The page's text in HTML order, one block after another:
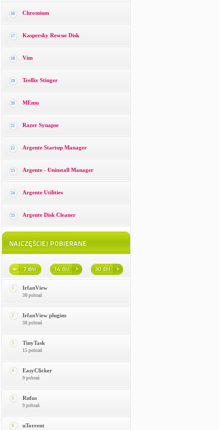
16 Chromium
17 Kaspersky Rescue Disk
18 Vim
19 Trellix Stinger
20 MEmu
21 Razer Synapse
22 Argente Startup Manager
23 Argente - Uninstall Manager
24 Argente Utilities
25 Argente Disk Cleaner
1 IrfanView
38 pobrań
2 IrfanView plugins
38 pobrań
3 TinyTask
15 pobrań
4 EasyClicker
9 pobrań
5 Rufus
9 pobrań
6 uTorrent